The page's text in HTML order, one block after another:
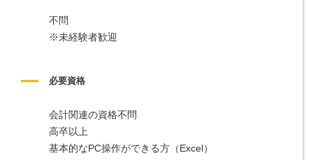
不問
※未経験者歓迎
必要資格
会計関連の資格不問
高卒以上
基本的なPC操作ができる方（Excel）